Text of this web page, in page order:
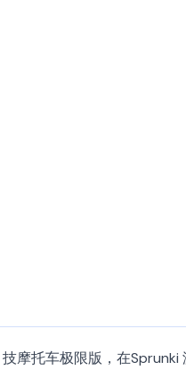
技摩托车极限版，在